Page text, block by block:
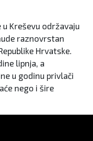
u Kreševu održavaju
raznovrstan
Hrvatske.
lipnja, a
u godinu privlači
nego i šire